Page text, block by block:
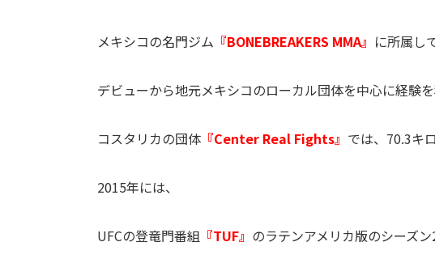
メキシコの名門ジム 『BONEBREAKERS MMA』 に所属し
デビューから地元メキシコのローカル団体を中心に経験を
コスタリカの団体 『Center Real Fights』 では、70.3キ
2015年には、
UFCの登竜門番組 『TUF』 のラテンアメリカ版のシーズン